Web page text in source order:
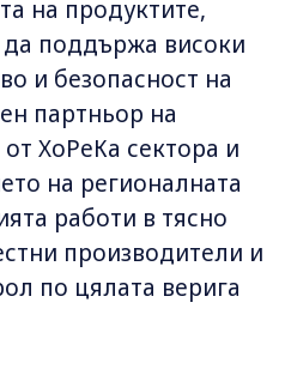
на продуктите,
поддържа високи
и безопасност на
партньор на
ХоРеКа сектора и
на регионалната
работи в тясно
производители и
по цялата верига